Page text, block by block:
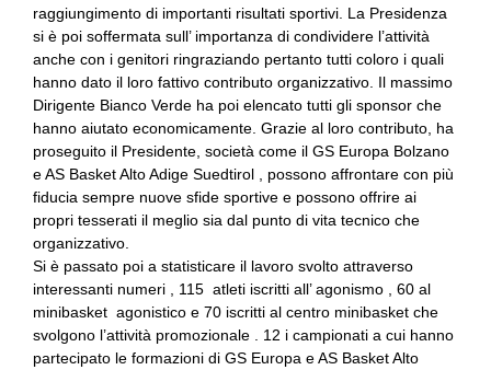
raggiungimento di importanti risultati sportivi. La Presidenza
si è poi soffermata sull’ importanza di condividere l’attività
anche con i genitori ringraziando pertanto tutti coloro i quali
hanno dato il loro fattivo contributo organizzativo. Il massimo
Dirigente Bianco Verde ha poi elencato tutti gli sponsor che
hanno aiutato economicamente. Grazie al loro contributo, ha
proseguito il Presidente, società come il GS Europa Bolzano
e AS Basket Alto Adige Suedtirol , possono affrontare con più
fiducia sempre nuove sfide sportive e possono offrire ai
propri tesserati il meglio sia dal punto di vita tecnico che
organizzativo.
Si è passato poi a statisticare il lavoro svolto attraverso
interessanti numeri , 115 atleti iscritti all’ agonismo , 60 al
minibasket agonistico e 70 iscritti al centro minibasket che
svolgono l’attività promozionale . 12 i campionati a cui hanno
partecipato le formazioni di GS Europa e AS Basket Alto